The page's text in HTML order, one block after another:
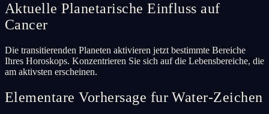
Aktuelle Planetarische Einfluss auf
Cancer
Die transitierenden Planeten aktivieren jetzt bestimmte Bereiche
Ihres Horoskops. Konzentrieren Sie sich auf die Lebensbereiche, die
am aktivsten erscheinen.
Elementare Vorhersage fur Water-Zeichen